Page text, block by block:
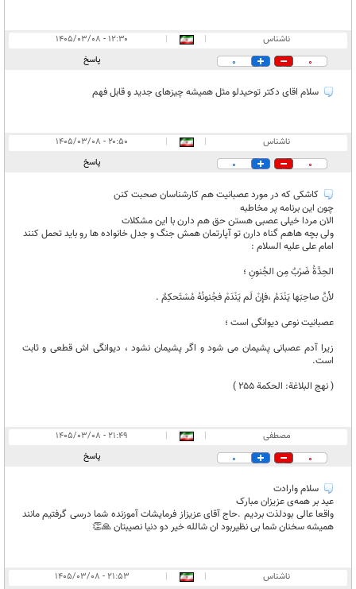
ناشناس |
|
۱۲:۳۰ - ۱۴۰۵/۰۳/۰۸
0
0 پاسخ
سلام اقای دکتر توحیدلو مثل همیشه چیزهای جدید و قابل فهم
ناشناس |
|
۲۰:۵۰ - ۱۴۰۵/۰۳/۰۸
0
0 پاسخ
کاشکی که در مورد عصبانیت هم کارشناسان صحبت کنن
چون این برنامه پر مخاطبه
الان مردا خیلی عصبی هستن حق هم دارن با این مشکلات
ولی بچه هاهم گناه دارن تو آپارتمان همش جنگ و جدل خانواده ها رو باید تحمل کنند
امام على عليه السلام :
الحِدَّةُ ضَرْبٌ مِن الجُنونِ ؛
لأنَّ صاحِبَها يَنْدَمُ ،فإنْ لَم يَنْدَمْ فجُنونُهُ مُسْتَحكِمٌ .
عصبانيت نوعى ديوانگى است ؛
زيرا آدم عصبانى پشيمان مى شود و اگر پشيمان نشود ، ديوانگى اش قطعى و ثابت
است.
( نهج البلاغة: الحكمة ۲۵۵ )
مصطفی |
|
۲۱:۴۹ - ۱۴۰۵/۰۳/۰۸
0
0 پاسخ
سلام وارادت
عید بر همه‌ی عزیزان مبارک
واقعا عالی بودلذت بردیم .حاج آقای عزیزاز فرمایشات آموزنده شما درسی گرفتیم مانند
همیشه سخنان شما بی نظیربود ان شالله خیر دو دنیا نصیبتان 🙏👏
ناشناس |
|
۲۱:۵۳ - ۱۴۰۵/۰۳/۰۸